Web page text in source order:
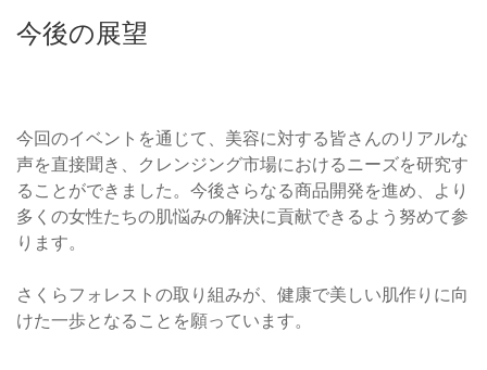
今後の展望
今回のイベントを通じて、美容に対する皆さんのリアルな
声を直接聞き、クレンジング市場におけるニーズを研究す
ることができました。今後さらなる商品開発を進め、より
多くの女性たちの肌悩みの解決に貢献できるよう努めて参
ります。
さくらフォレストの取り組みが、健康で美しい肌作りに向
けた一歩となることを願っています。